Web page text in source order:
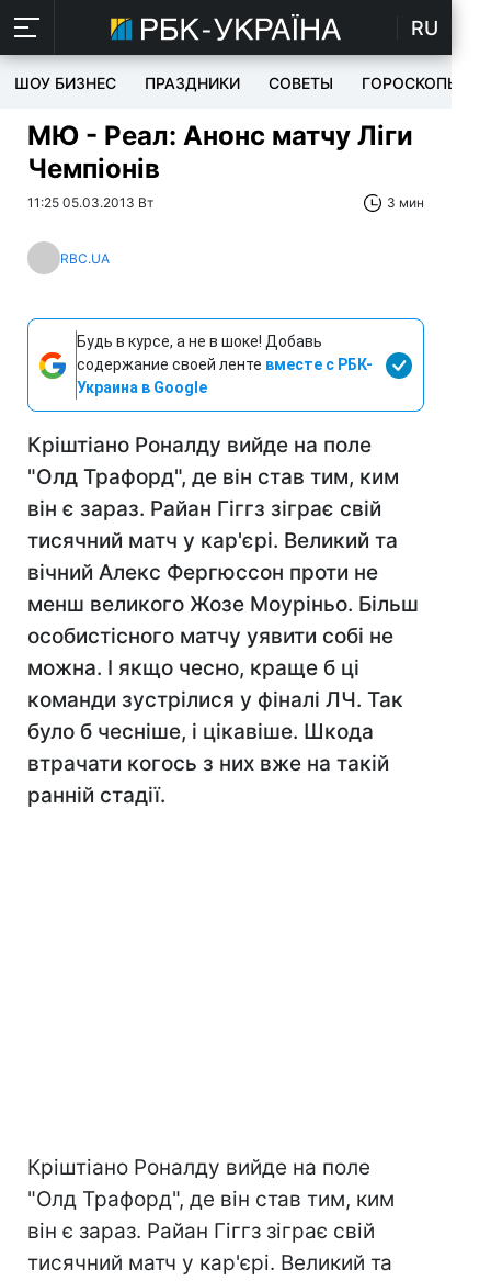
RU
ШОУ БИЗНЕС ПРАЗДНИКИ СОВЕТЫ ГОРОСКОПЫ
МЮ - Реал: Анонс матчу Ліги
Чемпіонів
11:25 05.03.2013 Вт 3 мин
RBC.UA
Будь в курсе, а не в шоке! Добавь
содержание своей ленте вместе с РБК-
Украина в Google
Кріштіано Роналду вийде на поле
"Олд Трафорд", де він став тим, ким
він є зараз. Райан Гіггз зіграє свій
тисячний матч у кар'єрі. Великий та
вічний Алекс Фергюссон проти не
менш великого Жозе Моуріньо. Більш
особистісного матчу уявити собі не
можна. І якщо чесно, краще б ці
команди зустрілися у фіналі ЛЧ. Так
було б чесніше, і цікавіше. Шкода
втрачати когось з них вже на такій
ранній стадії.
Кріштіано Роналду вийде на поле
"Олд Трафорд", де він став тим, ким
він є зараз. Райан Гіггз зіграє свій
тисячний матч у кар'єрі. Великий та